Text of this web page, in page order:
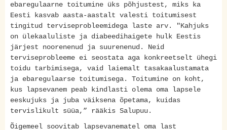
ebaregulaarne toitumine üks põhjustest, miks ka
Eesti kasvab aasta-aastalt valesti toitumisest
tingitud terviseprobleemidega laste arv. "Kahjuks
on ülekaaluliste ja diabeedihaigete hulk Eestis
järjest noorenenud ja suurenenud. Neid
terviseprobleeme ei seostata aga konkreetselt ühegi
toidu tarbimisega, vaid laiemalt tasakaalustamata
ja ebaregulaarse toitumisega. Toitumine on koht,
kus lapsevanem peab kindlasti olema oma lapsele
eeskujuks ja juba väiksena õpetama, kuidas
tervislikult süüa,” rääkis Salupuu.
Õigemeel soovitab lapsevanematel oma last